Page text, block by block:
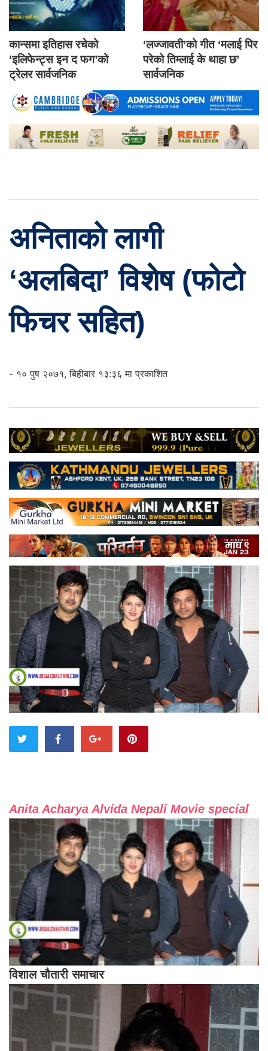
कान्समा इतिहास रचेको
‘इलिफेन्ट्स इन द फग’को
ट्रेलर सार्वजनिक
‘लज्जावती’को गीत ‘मलाई पिर
परेको तिम्लाई के थाहा छ’
सार्वजनिक
अनिताको लागी
‘अलबिदा’ विशेष (फोटो
फिचर सहित)
- १० पुष २०७१, बिहीबार १३:३६ मा प्रकाशित
Anita Acharya Alvida Nepali Movie special
विशाल चौतारी समाचार